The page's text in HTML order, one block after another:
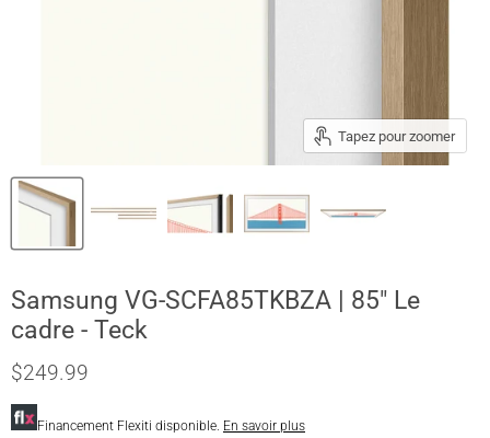
Tapez pour zoomer
Samsung VG-SCFA85TKBZA | 85" Le
cadre - Teck
$249.99
Financement Flexiti disponible. En savoir plus